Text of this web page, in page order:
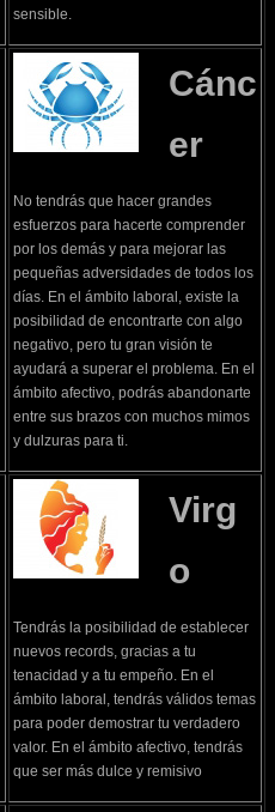
sensible.
Cánc
er
No tendrás que hacer grandes
esfuerzos para hacerte comprender
por los demás y para mejorar las
pequeñas adversidades de todos los
días. En el ámbito laboral, existe la
posibilidad de encontrarte con algo
negativo, pero tu gran visión te
ayudará a superar el problema. En el
ámbito afectivo, podrás abandonarte
entre sus brazos con muchos mimos
y dulzuras para ti.
Virg
o
Tendrás la posibilidad de establecer
nuevos records, gracias a tu
tenacidad y a tu empeño. En el
ámbito laboral, tendrás válidos temas
para poder demostrar tu verdadero
valor. En el ámbito afectivo, tendrás
que ser más dulce y remisivo